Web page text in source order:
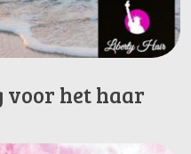
voor het haar